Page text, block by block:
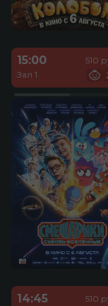
15:00
Зал 1
510
14:45
510